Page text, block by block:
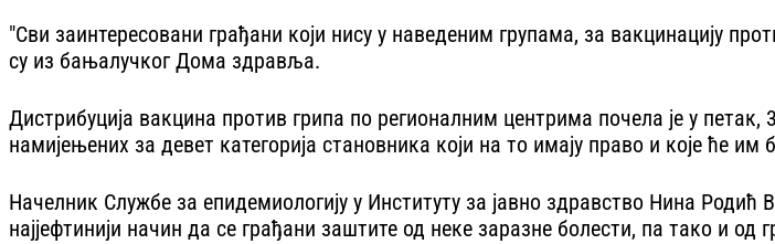
"Сви заинтересовани грађани који нису у наведеним групама, за вакцинацију
су из бањалучког Дома здравља.
Дистрибуција вакцина против грипа по регионалним центрима почела је у
намијењених за девет категорија становника који на то имају право и које ће
Начелник Службе за епидемиологију у Институту за јавно здравство Нина
најјефтинији начин да се грађани заштите од неке заразне болести, па тако и од